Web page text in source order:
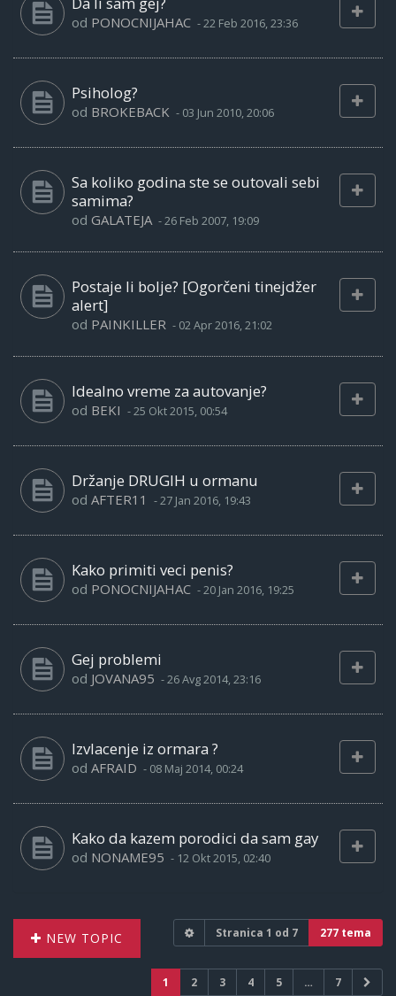
od PONOCNIJAHAC -22 Feb 2016, 23:36
Psiholog?
od BROKEBACK - 03 Jun 2010, 20:06
Sa koliko godina ste se outovali sebi
samima?
od GALATEJA -26 Feb 2007, 19:09
Postaje li bolje? [Ogorčeni tinejdžer
alert]
od PAINKILLER - 02 Apr 2016, 21:02
Idealno vreme za autovanje?
od BEKI -25 Okt 2015, 00:54
Držanje DRUGIH u ormanu
od AFTER11 -27 Jan 2016, 19:43
Kako primiti veci penis?
od PONOCNIJAHAC -20 Jan 2016, 19:25
Gej problemi
od JOVANA95 -26 Avg 2014, 23:16
Izvlacenje iz ormara ?
od AFRAID - 08 Maj 2014, 00:24
Kako da kazem porodici da sam gay
od NONAME95 - 12 Okt 2015, 02:40
NEW TOPIC Stranica 1 od 7 277 tema
1 2 3 4 5 … 7